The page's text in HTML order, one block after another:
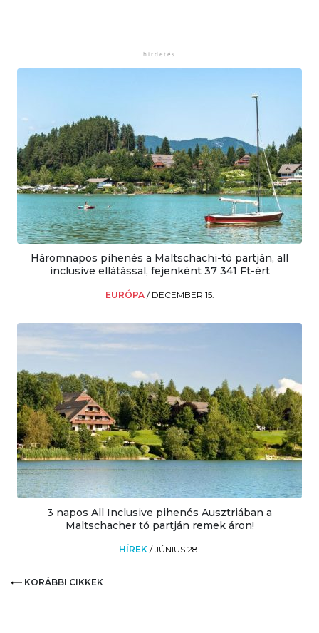
Háromnapos pihenés a Maltschachi-tó partján, all
inclusive ellátással, fejenként 37 341 Ft-ért
EURÓPA / DECEMBER 15.
3 napos All Inclusive pihenés Ausztriában a
Maltschacher tó partján remek áron!
HÍREK /JÚNIUS 28.
KORÁBBI CIKKEK